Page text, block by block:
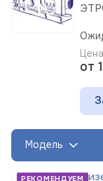
от
Модель
РЕКОМЕНДУЕМ